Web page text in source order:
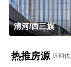
清河/西三旗
热推房源 近期